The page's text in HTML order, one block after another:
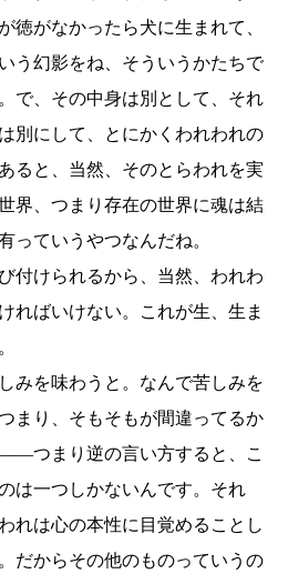
徳がなかったら犬に生まれて、
う幻影をね、そういうかたちで
で、その中身は別として、それ
別にして、とにかくわれわれの
ると、当然、そのとらわれを実
界、つまり存在の世界に魂は結
っていうやつなんだね。
付けられるから、当然、われわ
ればいけない。これが生、生ま
みを味わうと。なんで苦しみを
まり、そもそもが間違ってるか
つまり逆の言い方すると、こ
は一つしかないんです。それ
れは心の本性に目覚めることし
だからその他のものっていうの